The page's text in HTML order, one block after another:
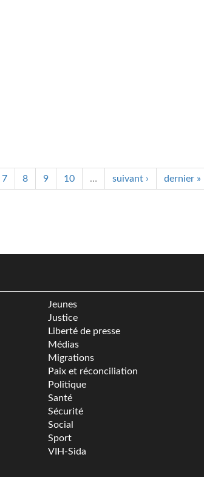
7 8 9 10 … suivant › dernier »
Jeunes
Justice
Liberté de presse
Médias
Migrations
Paix et réconciliation
Politique
Santé
Sécurité
Social
Sport
VIH-Sida